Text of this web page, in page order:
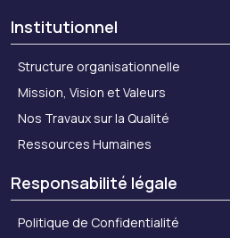
Institutionnel
Structure organisationnelle
Mission, Vision et Valeurs
Nos Travaux sur la Qualité
Ressources Humaines
Responsabilité légale
Politique de Confidentialité